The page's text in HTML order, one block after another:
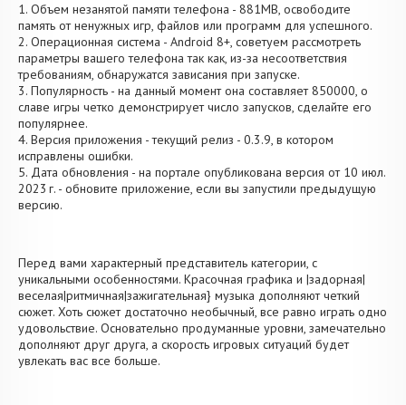
1. Объем незанятой памяти телефона - 881MB, освободите
память от ненужных игр, файлов или программ для успешного.
2. Операционная система - Android 8+, советуем рассмотреть
параметры вашего телефона так как, из-за несоответствия
требованиям, обнаружатся зависания при запуске.
3. Популярность - на данный момент она составляет 850000, о
cлаве игры четко демонстрирует число запусков, сделайте его
популярнее.
4. Версия приложения - текущий релиз - 0.3.9, в котором
исправлены ошибки.
5. Дата обновления - на портале опубликована версия от 10 июл.
2023 г. - обновите приложение, если вы запустили предыдущую
версию.
Перед вами характерный представитель категории, с
уникальными особенностями. Красочная графика и |задорная|
веселая|ритмичная|зажигательная} музыка дополняют четкий
сюжет. Хоть сюжет достаточно необычный, все равно играть одно
удовольствие. Основательно продуманные уровни, замечательно
дополняют друг друга, а скорость игровых ситуаций будет
увлекать вас все больше.